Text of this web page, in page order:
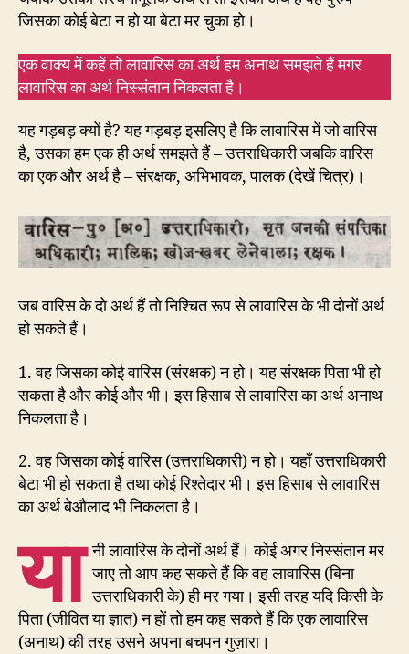
जिसका कोई बेटा न हो या बेटा मर चुका हो।
एक वाक्य में कहें तो लावारिस का अर्थ हम अनाथ समझते हैं मगर
लावारिस का अर्थ निस्संतान निकलता है।
यह गड़बड़ क्यों है? यह गड़बड़ इसलिए है कि लावारिस में जो वारिस
है, उसका हम एक ही अर्थ समझते हैं – उत्तराधिकारी जबकि वारिस
का एक और अर्थ है – संरक्षक, अभिभावक, पालक (देखें चित्र)।
जब वारिस के दो अर्थ हैं तो निश्चित रूप से लावारिस के भी दोनों अर्थ
हो सकते हैं।
1. वह जिसका कोई वारिस (संरक्षक) न हो। यह संरक्षक पिता भी हो
सकता है और कोई और भी। इस हिसाब से लावारिस का अर्थ अनाथ
निकलता है।
2. वह जिसका कोई वारिस (उत्तराधिकारी) न हो। यहाँ उत्तराधिकारी
बेटा भी हो सकता है तथा कोई रिश्तेदार भी। इस हिसाब से लावारिस
का अर्थ बेऔलाद भी निकलता है।
या नी लावारिस के दोनों अर्थ हैं। कोई अगर निस्संतान मर
जाए तो आप कह सकते हैं कि वह लावारिस (बिना
उत्तराधिकारी के) ही मर गया। इसी तरह यदि किसी के
पिता (जीवित या ज्ञात) न हों तो हम कह सकते हैं कि एक लावारिस
(अनाथ) की तरह उसने अपना बचपन गुज़ारा।